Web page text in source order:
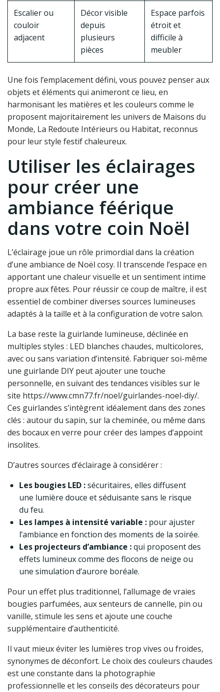
Escalier ou
couloir
adjacent
Décor visible
depuis
plusieurs
pièces
Espace parfois
étroit et
difficile à
meubler
Une fois l’emplacement défini, vous pouvez penser aux
objets et éléments qui animeront ce lieu, en
harmonisant les matières et les couleurs comme le
proposent majoritairement les univers de Maisons du
Monde, La Redoute Intérieurs ou Habitat, reconnus
pour leur style festif chaleureux.
Utiliser les éclairages
pour créer une
ambiance féérique
dans votre coin Noël
L’éclairage joue un rôle primordial dans la création
d’une ambiance de Noël cosy. Il transcende l’espace en
apportant une chaleur visuelle et un sentiment intime
propre aux fêtes. Pour réussir ce coup de maître, il est
essentiel de combiner diverses sources lumineuses
adaptés à la taille et à la configuration de votre salon.
La base reste la guirlande lumineuse, déclinée en
multiples styles : LED blanches chaudes, multicolores,
avec ou sans variation d’intensité. Fabriquer soi-même
une guirlande DIY peut ajouter une touche
personnelle, en suivant des tendances visibles sur le
site https://www.cmn77.fr/noel/guirlandes-noel-diy/.
Ces guirlandes s’intègrent idéalement dans des zones
clés : autour du sapin, sur la cheminée, ou même dans
des bocaux en verre pour créer des lampes d’appoint
insolites.
D’autres sources d’éclairage à considérer :
Les bougies LED :sécuritaires, elles diffusent
une lumière douce et séduisante sans le risque
du feu.
Les lampes à intensité variable : pour ajuster
l’ambiance en fonction des moments de la soirée.
Les projecteurs d’ambiance :qui proposent des
effets lumineux comme des flocons de neige ou
une simulation d’aurore boréale.
Pour un effet plus traditionnel, l’allumage de vraies
bougies parfumées, aux senteurs de cannelle, pin ou
vanille, stimule les sens et ajoute une couche
supplémentaire d’authenticité.
Il vaut mieux éviter les lumières trop vives ou froides,
synonymes de déconfort. Le choix des couleurs chaudes
est une constante dans la photographie
professionnelle et les conseils des décorateurs pour